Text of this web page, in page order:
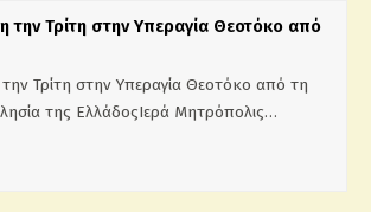
την Τρίτη στην Υπεραγία Θεοτόκο από
Τρίτη στην Υπεραγία Θεοτόκο από τη
της ΕλλάδοςΙερά Μητρόπολις…